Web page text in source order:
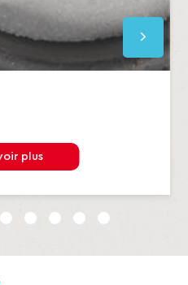
plus
5 6 7 8 9